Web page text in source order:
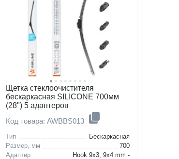
Щетка стеклоочистителя
бескаркасная SILICONE 700мм
(28") 5 адаптеров
Код товара: AWBBS013
Тип
Бескаркасная
Размер, мм
700
Адаптер
Hook 9x3, 9x4 mm -